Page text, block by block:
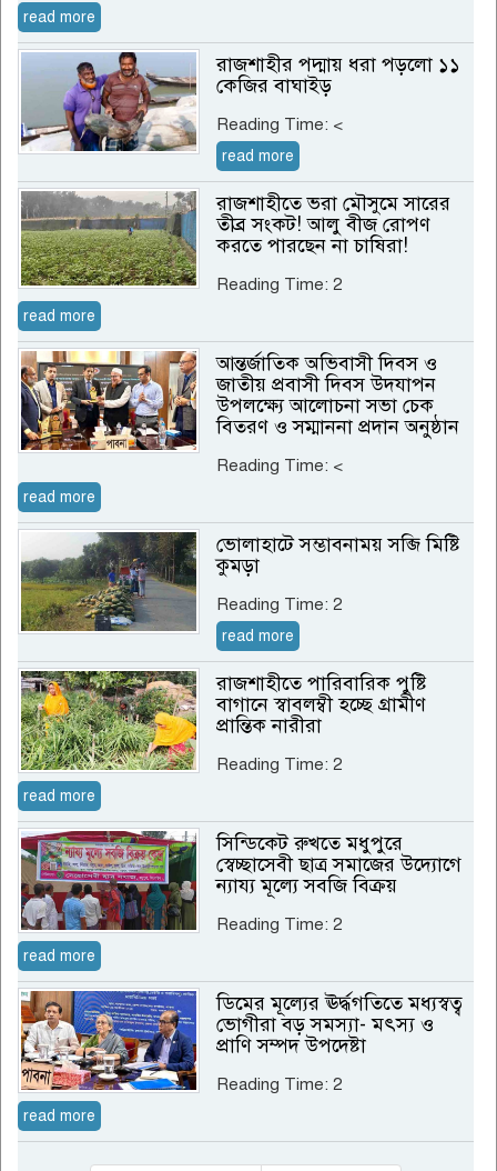
read more
রাজশাহীর পদ্মায় ধরা পড়লো ১১
কেজির বাঘাইড়
Reading Time: <
read more
রাজশাহীতে ভরা মৌসুমে সারের
তীব্র সংকট! আলু বীজ রোপণ
করতে পারছেন না চাষিরা!
Reading Time:2
read more
আন্তর্জাতিক অভিবাসী দিবস ও
জাতীয় প্রবাসী দিবস উদযাপন
উপলক্ষ্যে আলোচনা সভা চেক
বিতরণ ও সম্মাননা প্রদান অনুষ্ঠান
Reading Time: <
read more
ভোলাহাটে সম্ভাবনাময় সব্জি মিষ্টি
কুমড়া
Reading Time:2
read more
রাজশাহীতে পারিবারিক পুষ্টি
বাগানে স্বাবলম্বী হচ্ছে গ্রামীণ
প্রান্তিক নারীরা
Reading Time:2
read more
সিন্ডিকেট রুখতে মধুপুরে
স্বেচ্ছাসেবী ছাত্র সমাজের উদ্যোগে
ন্যায্য মূল্যে সবজি বিক্রয়
Reading Time:2
read more
ডিমের মূল্যের ঊর্দ্ধগতিতে মধ্যস্বত্ব
ভোগীরা বড় সমস্যা- মৎস্য ও
প্রাণি সম্পদ উপদেষ্টা
Reading Time:2
read more